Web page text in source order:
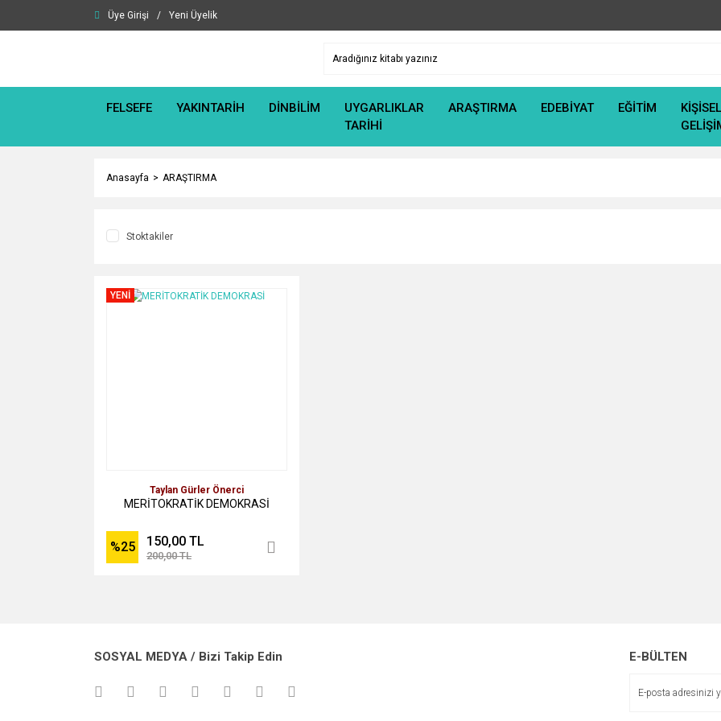
Üye Girişi / Yeni Üyelik
FELSEFE YAKINTARİH DİNBİLİM
UYGARLIKLAR
TARİHİ
ARAŞTIRMA EDEBİYAT EĞİTİM
KİŞİSEL
Anasayfa ARAŞTIRMA
Stoktakiler
YENİ
Taylan Gürler Önerci
MERİTOKRATİK DEMOKRASİ
%25 150,00 TL
200,00 TL
SOSYAL MEDYA / Bizi Takip Edin E-BÜLTEN